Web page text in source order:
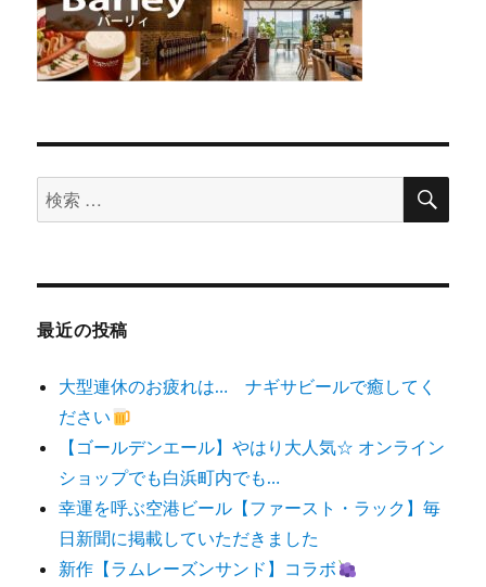
検
索
象:
検
最近の投稿
大型連休のお疲れは… ナギサビールで癒してく
ださい
【ゴールデンエール】やはり大人気☆ オンライン
ショップでも白浜町内でも…
幸運を呼ぶ空港ビール【ファースト・ラック】毎
日新聞に掲載していただきました
新作【ラムレーズンサンド】コラボ